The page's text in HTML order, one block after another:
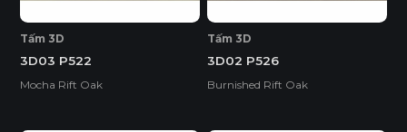
Tấm 3D
3D03 P522
Mocha Rift Oak
Tấm 3D
3D02 P526
Burnished Rift Oak